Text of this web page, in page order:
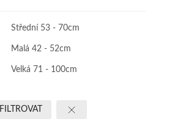
Střední 53 - 70cm
Malá 42 - 52cm
Velká 71 - 100cm
FILTROVAT